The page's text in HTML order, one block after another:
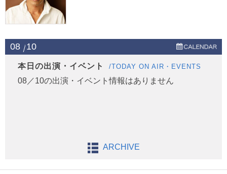
08 10
本日の出演・イベント /TODAY ON AIR・EVENTS
08／10の出演・イベント情報はありません
ARCHIVE